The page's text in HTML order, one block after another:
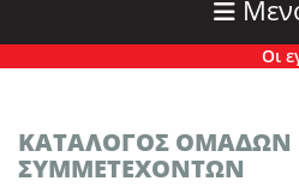
Οι
ΚΑΤΑΛΟΓΟΣ ΟΜΑΔΩΝ
ΣΥΜΜΕΤΕΧΟΝΤΩΝ